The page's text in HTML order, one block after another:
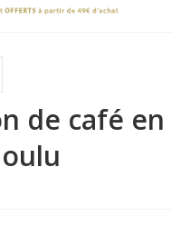
de café en